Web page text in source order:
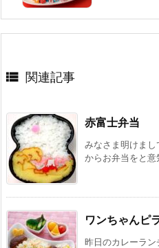
 関連記事
赤富士弁当
みなさま明けま
からお弁当をと
ワンちゃんピ
昨日のカレーラ